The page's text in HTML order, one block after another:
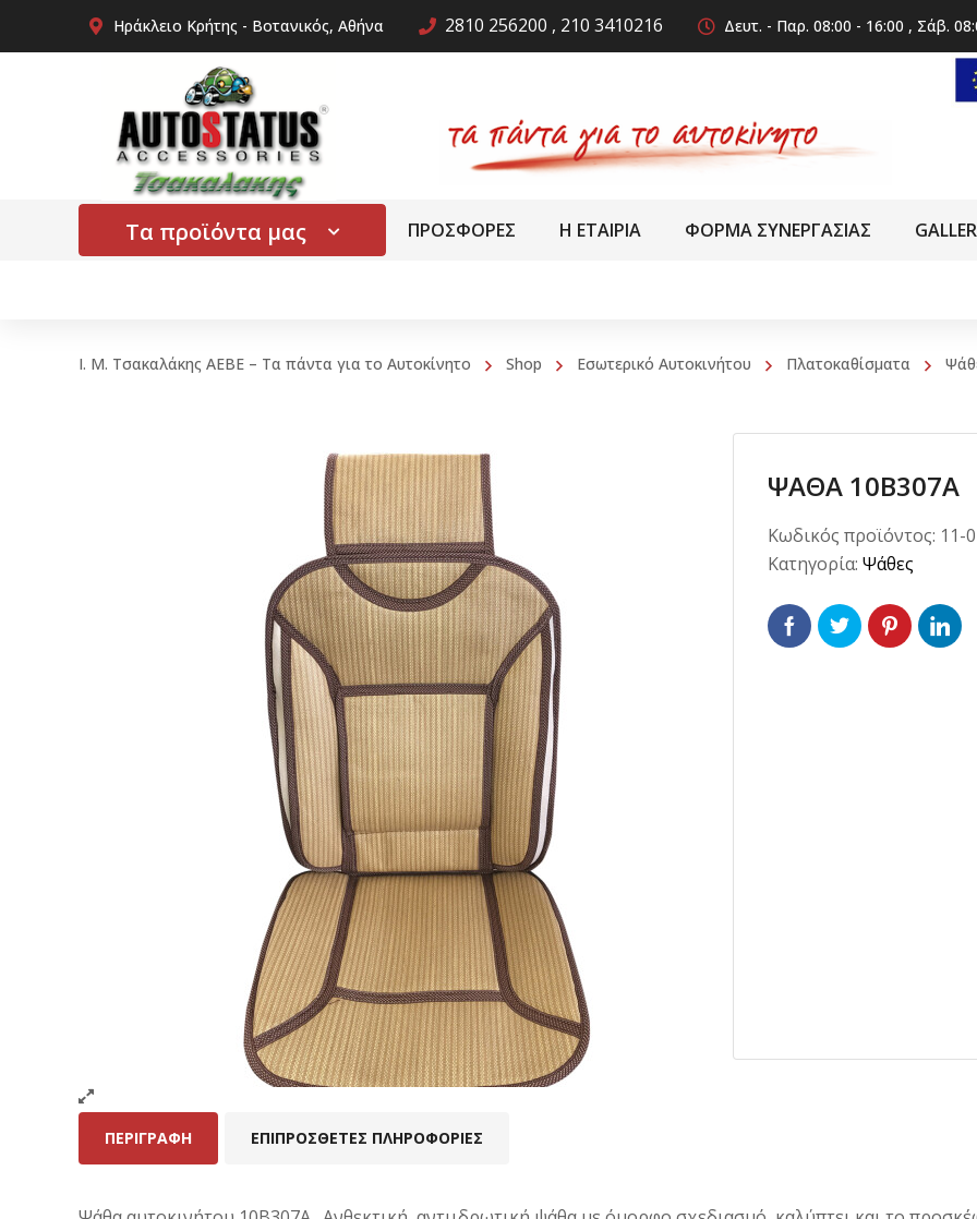
Ηράκλειο Κρήτης - Βοτανικός, Αθήνα 2810 256200 , 210 3410216 Δευτ. - Παρ. 08:00 - 16:00 , Σάβ.
Τα προϊόντα μας ΠΡΟΣΦΟΡΕΣ Η ΕΤΑΙΡΙΑ ΦΟΡΜΑ ΣΥΝΕΡΓΑΣΙΑΣ
Ι. Μ. Τσακαλάκης ΑΕΒΕ – Τα πάντα για το Αυτοκίνητο Shop Εσωτερικό Αυτοκινήτου Πλατοκαθίσματα
ΨΑΘΑ 10B307A
Κωδικός προϊόντος: 11-
Κατηγορία: Ψάθες
ΠΕΡΙΓΡΑΦΉ ΕΠΙΠΡΌΣΘΕΤΕΣ ΠΛΗΡΟΦΟΡΊΕΣ